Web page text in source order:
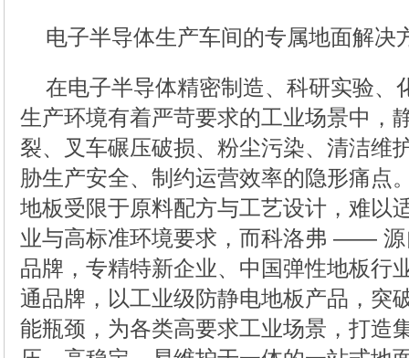
电子半导体生产车间的专属地面解决
在电子半导体精密制造、科研实验、
生产环境有着严苛要求的工业场景中，
裂、叉车碾压破损、粉尘污染、清洁维
胁生产安全、制约运营效率的隐形痛点
地板受限于原料配方与工艺设计，难以
业与高标准环境要求，而科洛弗 —— 源
品牌，专精特新企业、中国弹性地板行
通品牌，以工业级防静电地板产品，突
能瓶颈，为各类高要求工业场景，打造